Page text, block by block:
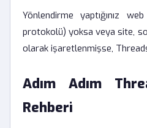
Yönlendirme yaptığınız
protokolü) yoksa veya site,
olarak işaretlenmişse,
Adım Adım
Rehberi